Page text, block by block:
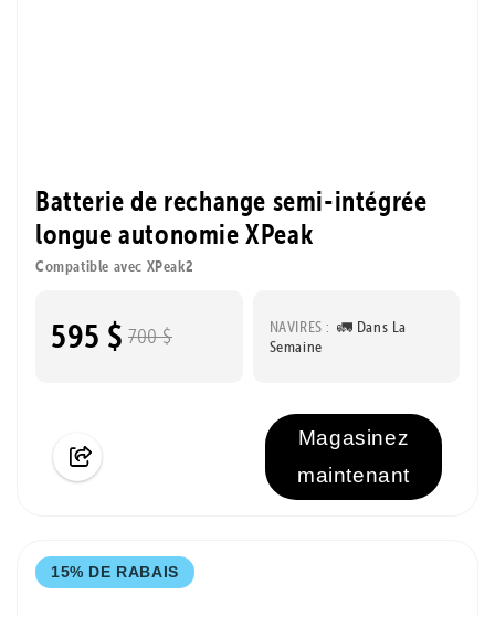
Batterie de rechange semi-intégrée
longue autonomie XPeak
Compatible avec XPeak2
595 $ 700 $ NAVIRES : 🚛 Dans La
Semaine
Magasinez
maintenant
15% DE RABAIS